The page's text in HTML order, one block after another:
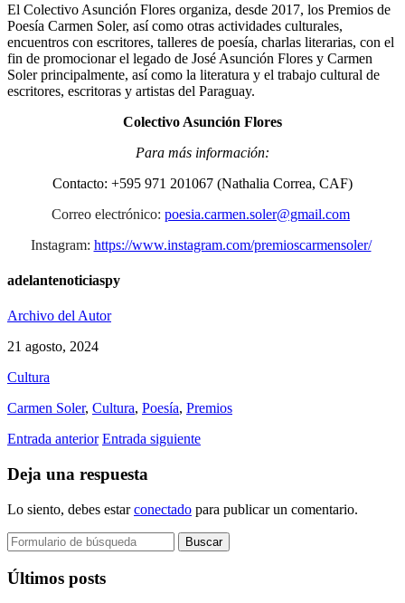
El Colectivo Asunción Flores organiza, desde 2017, los Premios de
Poesía Carmen Soler, así como otras actividades culturales,
encuentros con escritores, talleres de poesía, charlas literarias, con el
fin de promocionar el legado de José Asunción Flores y Carmen
Soler principalmente, así como la literatura y el trabajo cultural de
escritores, escritoras y artistas del Paraguay.
Colectivo Asunción Flores
Para más información:
Contacto: +595 971 201067 (Nathalia Correa, CAF)
Correo electrónico: poesia.carmen.soler@gmail.com
Instagram: https://www.instagram.com/premioscarmensoler/
adelantenoticiaspy
Archivo del Autor
21 agosto, 2024
Cultura
Carmen Soler, Cultura, Poesía, Premios
Entrada anterior Entrada siguiente
Deja una respuesta
Lo siento, debes estarconectado para publicar un comentario.
Buscar:
Últimos posts